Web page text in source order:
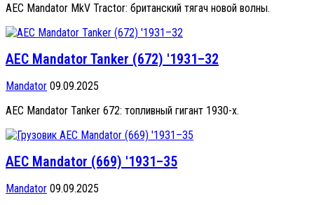
AEC Mandator MkV Tractor: британский тягач новой волны.
AEC Mandator Tanker (672) '1931–32
Mandator 09.09.2025
AEC Mandator Tanker 672: топливный гигант 1930-х.
AEC Mandator (669) '1931–35
Mandator 09.09.2025